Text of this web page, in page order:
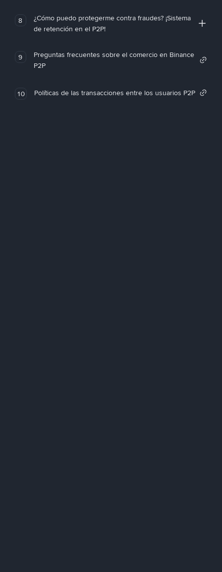
8
¿Cómo puedo protegerme contra fraudes? ¡Sistema
de retención en el P2P!
9
Preguntas frecuentes sobre el comercio en Binance
P2P
10 Políticas de las transacciones entre los usuarios P2P